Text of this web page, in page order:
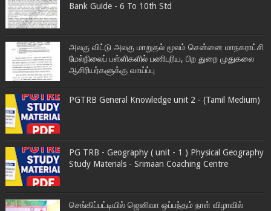
Bank Guide - 6 To 10th Std
அலகு விட்டு அலகு மாறுதல் மூலம் சென்னை மாநகராட்சி
மேல்நிலைப் பள்ளிகளில் பணிபுரிய, பிற துறை முதுகலை
ஆசிரியர்களுக்கு வாய்ப்பு
PGTRB General Knowledge unit 2 - (Tamil Medium)
PG TRB - Geography ( unit - 1 ) Physical Geography
Study Materials - Srimaan Coaching Centre
செங்கிப்பட்டியில் ஜெனிவா ஒப்பந்தம் நாள் விழாவில்